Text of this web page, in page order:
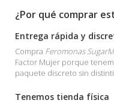
¿Por qué comprar
Entrega rápida y
Compra Feromonas
Factor Mujer porque
paquete discreto sin
Tenemos tienda física